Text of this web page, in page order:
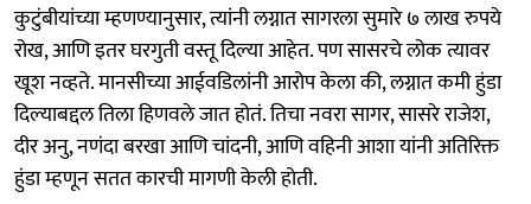
कुटुंबीयांच्या म्हणण्यानुसार, त्यांनी लग्नात सागरला सुमारे ७ लाख रुपये
रोख, आणि इतर घरगुती वस्तू दिल्या आहेत. पण सासरचे लोक त्यावर
खूश नव्हते. मानसीच्या आईवडिलांनी आरोप केला की, लग्नात कमी हुंडा
दिल्याबद्दल तिला हिणवले जात होतं. तिचा नवरा सागर, सासरे राजेश,
दीर अनु, नणंदा बरखा आणि चांदनी, आणि वहिनी आशा यांनी अतिरिक्त
हुंडा म्हणून सतत कारची मागणी केली होती.